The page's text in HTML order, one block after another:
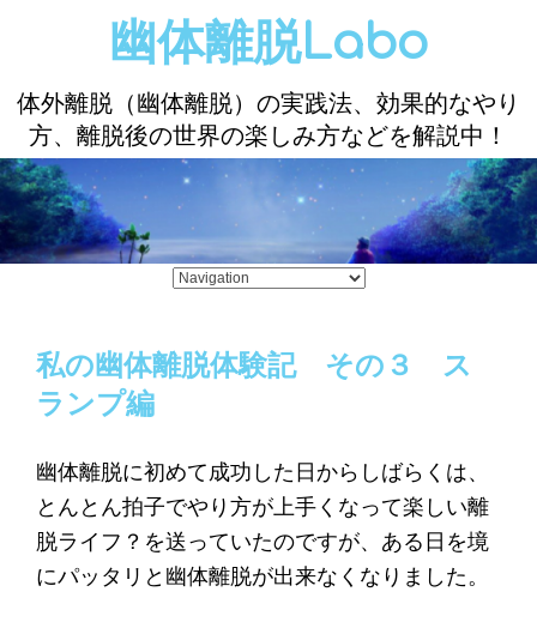
幽体離脱Labo
体外離脱（幽体離脱）の実践法、効果的なやり
方、離脱後の世界の楽しみ方などを解説中！
私の幽体離脱体験記 その３ ス
ランプ編
幽体離脱に初めて成功した日からしばらくは、
とんとん拍子でやり方が上手くなって楽しい離
脱ライフ？を送っていたのですが、ある日を境
にパッタリと幽体離脱が出来なくなりました。